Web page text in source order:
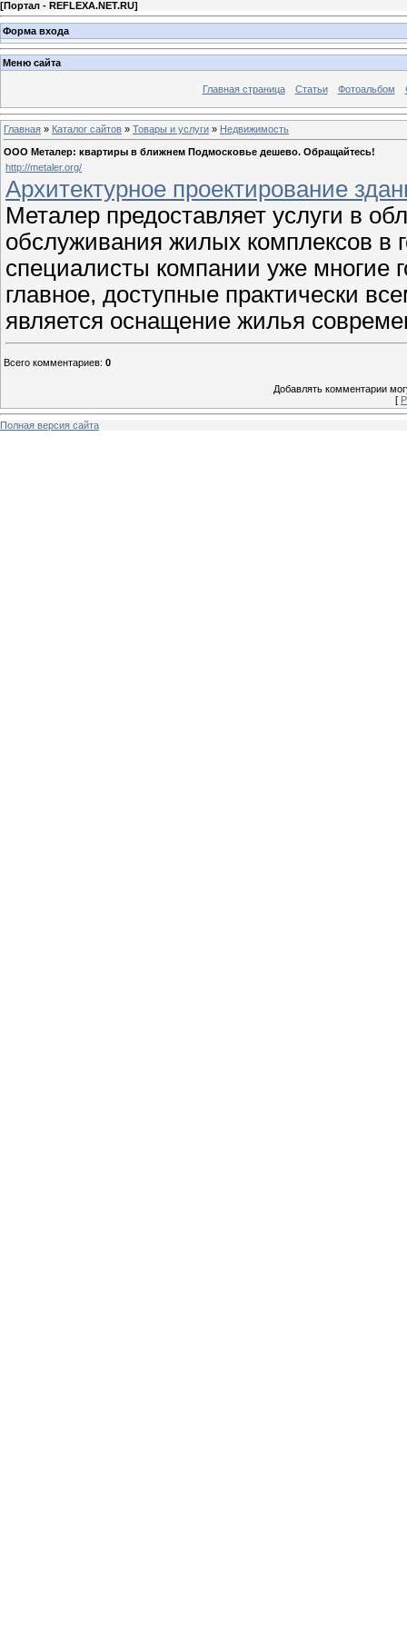
[Портал - REFLEXA.NET.RU]
Форма входа
Меню сайта
Главная страница Статьи Фотоальбом
Главная » Каталог сайтов » Товары и услуги » Недвижимость
ООО Металер: квартиры в ближнем Подмосковье дешево. Обращайтесь!
http://metaler.org/
Архитектурное проектирование
Металер предоставляет услуги в
обслуживания жилых комплексов в
специалисты компании уже многие
главное, доступные практически
является оснащение жилья
Всего комментариев: 0
Добавлять комментарии
[
Полная версия сайта